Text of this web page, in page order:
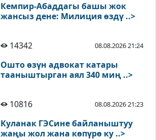
Кемпир-Абаддагы башы жок
жансыз дене: Милиция өздү ..>
14342 08.08.2026 21:24
Ошто өзүн адвокат катары
тааныштырган аял 340 миң ..>
10816 08.08.2026 21:23
Куланак ГЭСине байланыштуу
жаңы жол жана көпүрө ку ..>